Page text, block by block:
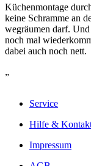
Küchenmontage
keine Schramme an
wegräumen darf.
noch mal
dabei auch noch nett.
„
Service
Hilfe &
Impressum